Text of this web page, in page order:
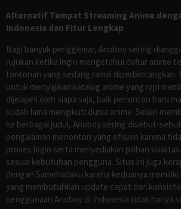
Alternatif Tempat Streaming Anime
Indonesia dan Fitur Lengkap
Bagi banyak penggemar, Anoboy sering
rujukan ketika ingin mengetahui daftar anime
tontonan yang sedang ramai diperbincangkan.
untuk menyajikan katalog anime yang rapi
dijelajahi oleh siapa saja, baik penonton baru
sudah lama mengikuti dunia anime. Selain
ke berbagai judul, Anoboy sering disebut-
pengalaman menonton yang efisien karena
proses login serta menyediakan pilihan
sesuai kebutuhan pengguna. Situs ini juga
dengan Samehadaku karena keduanya
yang membutuhkan update cepat dan
penggunaan Anoboy di Indonesia tidak hanya